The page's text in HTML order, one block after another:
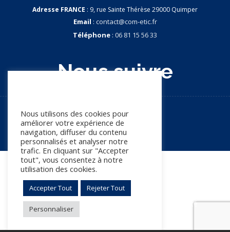
Adresse FRANCE : 9, rue Sainte Thérèse 29000 Quimper
Email : contact@com-etic.fr
Téléphone : 06 81 15 56 33
Nous suivre
© Copyright 2026. Tous droits réservés
Politique de confidentialité
Mentions légales
Nous utilisons des cookies pour
améliorer votre expérience de
navigation, diffuser du contenu
personnalisés et analyser notre
trafic. En cliquant sur "Accepter
tout", vous consentez à notre
utilisation des cookies.
Accepter Tout Rejeter Tout
Personnaliser